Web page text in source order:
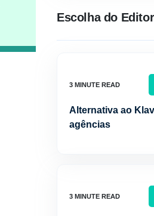
Escolha do Editor
Alternativa ao
agências